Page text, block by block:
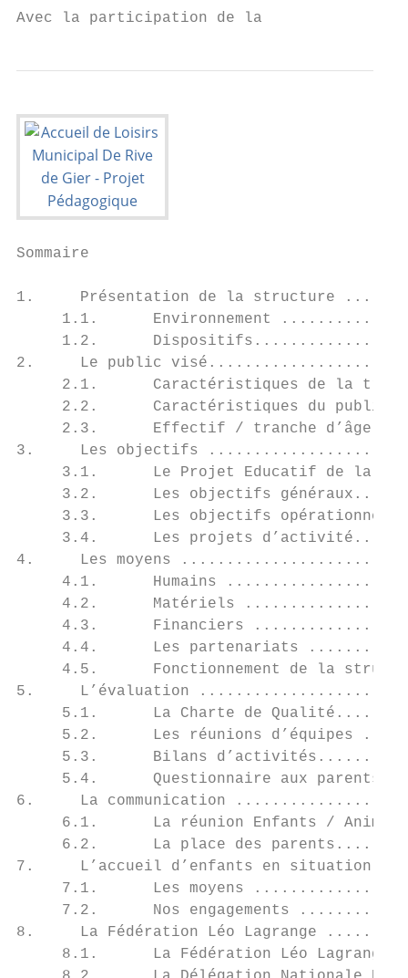
Avec la participation de la
Sommaire
1.     Présentation de la
1.1.      Environnement
1.2.
2.     Le public
2.1.      Caractéristiques de la
2.2.      Caractéristiques du
2.3.      Effectif / tranche
3.     Les objectifs
3.1.      Le Projet Educatif de la
3.2.      Les objectifs
3.3.      Les objectifs
3.4.      Les projets
4.     Les moyens
4.1.      Humains
4.2.      Matériels
4.3.      Financiers
4.4.      Les partenariats
4.5.      Fonctionnement de la
5.     L’évaluation
5.1.      La Charte de
5.2.      Les réunions d’équipes
5.3.      Bilans
5.4.      Questionnaire aux parents
6.     La communication
6.1.      La réunion Enfants /
6.2.      La place des
7.     L’accueil d’enfants en
7.1.      Les moyens
7.2.      Nos engagements
8.     La Fédération Léo
8.1.      La Fédération Léo Lagrange